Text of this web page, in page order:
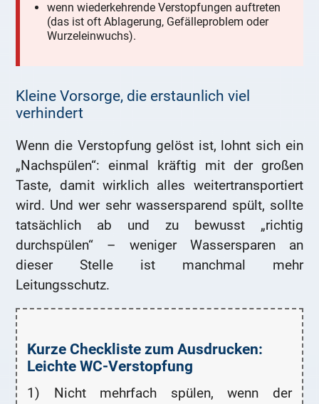
wenn wiederkehrende Verstopfungen auftreten
(das ist oft Ablagerung, Gefälleproblem oder
Wurzeleinwuchs).
Kleine Vorsorge, die erstaunlich viel
verhindert
Wenn die Verstopfung gelöst ist, lohnt sich ein
„Nachspülen“: einmal kräftig mit der großen
Taste, damit wirklich alles weitertransportiert
wird. Und wer sehr wassersparend spült, sollte
tatsächlich ab und zu bewusst „richtig
durchspülen“ – weniger Wassersparen an
dieser Stelle ist manchmal mehr
Leitungsschutz.
Kurze Checkliste zum Ausdrucken:
Leichte WC-Verstopfung
1) Nicht mehrfach spülen, wenn der